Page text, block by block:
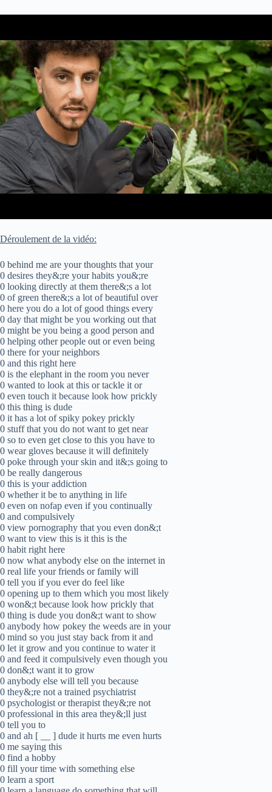
Déroulement de la vidéo:
0 behind me are your thoughts that your
0 desires they&;re your habits you&;re
0 looking directly at them there&;s a lot
0 of green there&;s a lot of beautiful over
0 here you do a lot of good things every
0 day that might be you working out that
0 might be you being a good person and
0 helping other people out or even being
0 there for your neighbors
0 and this right here
0 is the elephant in the room you never
0 wanted to look at this or tackle it or
0 even touch it because look how prickly
0 this thing is dude
0 it has a lot of spiky pokey prickly
0 stuff that you do not want to get near
0 so to even get close to this you have to
0 wear gloves because it will definitely
0 poke through your skin and it&;s going to
0 be really dangerous
0 this is your addiction
0 whether it be to anything in life
0 even on nofap even if you continually
0 and compulsively
0 view pornography that you even don&;t
0 want to view this is it this is the
0 habit right here
0 now what anybody else on the internet in
0 real life your friends or family will
0 tell you if you ever do feel like
0 opening up to them which you most likely
0 won&;t because look how prickly that
0 thing is dude you don&;t want to show
0 anybody how pokey the weeds are in your
0 mind so you just stay back from it and
0 let it grow and you continue to water it
0 and feed it compulsively even though you
0 don&;t want it to grow
0 anybody else will tell you because
0 they&;re not a trained psychiatrist
0 psychologist or therapist they&;re not
0 professional in this area they&;ll just
0 tell you to
0 and ah [ __ ] dude it hurts me even hurts
0 me saying this
0 find a hobby
0 fill your time with something else
0 learn a sport